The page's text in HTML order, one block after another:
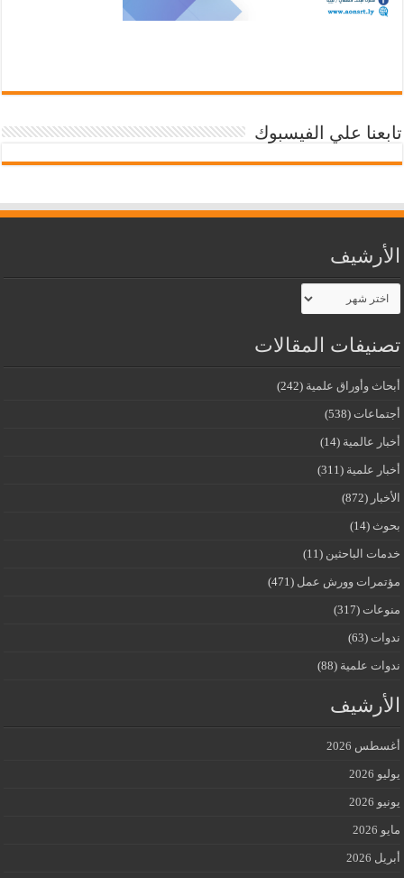
تابعنا علي الفيسبوك
الأرشيف
الأرشيف
تصنيفات المقالات
أبحاث وأوراق علمية (242)
أجتماعات (538)
أخبار عالمية (14)
أخبار علمية (311)
الأخبار (872)
بحوث (14)
خدمات الباحثين (11)
مؤتمرات وورش عمل (471)
منوعات (317)
ندوات (63)
ندوات علمية (88)
الأرشيف
أغسطس 2026
يوليو 2026
يونيو 2026
مايو 2026
أبريل 2026